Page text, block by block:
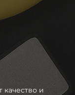
качество и